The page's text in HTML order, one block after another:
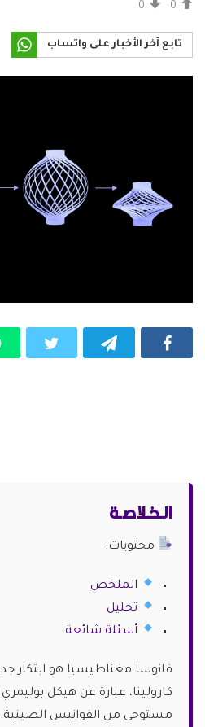
0
0
تابع آخر الأخبار على واتساب
الـخـلاصـة
محتويات:
الملخص
تحليل
أسئلة شائعة
فانوسا مغناطيسيا هو ابتكار
كارولينا، عبارة عن هيكل بوليمري
مستوحى من الفوانيس الصينية.